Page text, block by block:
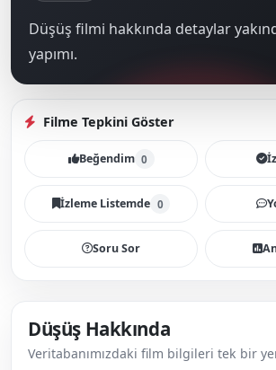
Düşüş filmi hakkında detaylar
yapımı.
Filme Tepkini Göster
Beğendim 0
İzleme Listemde 0
Soru Sor
Düşüş Hakkında
Veritabanımızdaki film bilgileri tek bir